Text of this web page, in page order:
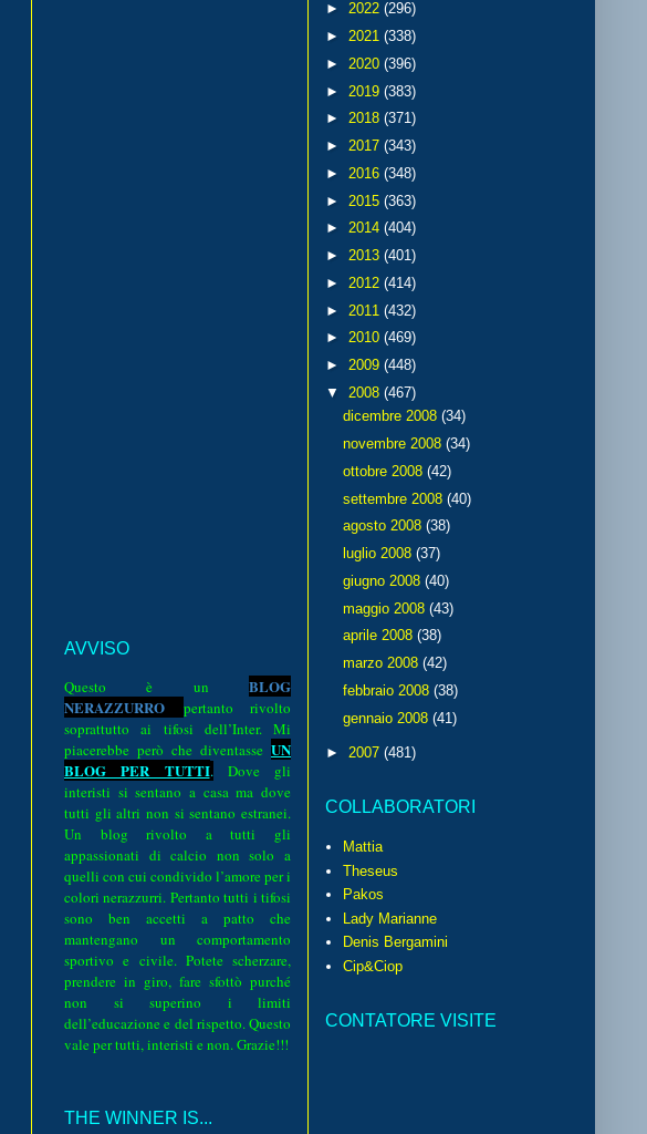
AVVISO
Questo è un BLOG
NERAZZURRO pertanto rivolto
soprattutto ai tifosi dell’Inter. Mi
piacerebbe però che diventasse UN
BLOG PER TUTTI.
Dove gli
interisti si sentano a casa ma dove
tutti gli altri non si sentano estranei.
Un blog rivolto a tutti gli
appassionati di calcio non solo a
quelli con cui condivido l’amore per i
colori nerazzurri. Pertanto tutti i tifosi
sono ben accetti a patto che
mantengano un comportamento
sportivo e civile. Potete scherzare,
prendere in giro, fare sfottò purché
non si superino i limiti
dell’educazione e del rispetto. Questo
vale per tutti, interisti e non. Grazie!!!
THE WINNER IS...
► 2022 (296)
► 2021 (338)
► 2020 (396)
► 2019 (383)
► 2018 (371)
► 2017 (343)
► 2016 (348)
► 2015 (363)
► 2014 (404)
► 2013 (401)
► 2012 (414)
► 2011 (432)
► 2010 (469)
► 2009 (448)
▼ 2008 (467)
dicembre 2008 (34)
novembre 2008 (34)
ottobre 2008 (42)
settembre 2008 (40)
agosto 2008 (38)
luglio 2008 (37)
giugno 2008 (40)
maggio 2008 (43)
aprile 2008 (38)
marzo 2008 (42)
febbraio 2008 (38)
gennaio 2008 (41)
► 2007 (481)
COLLABORATORI
Mattia
Theseus
Pakos
Lady Marianne
Denis Bergamini
Cip&Ciop
CONTATORE VISITE